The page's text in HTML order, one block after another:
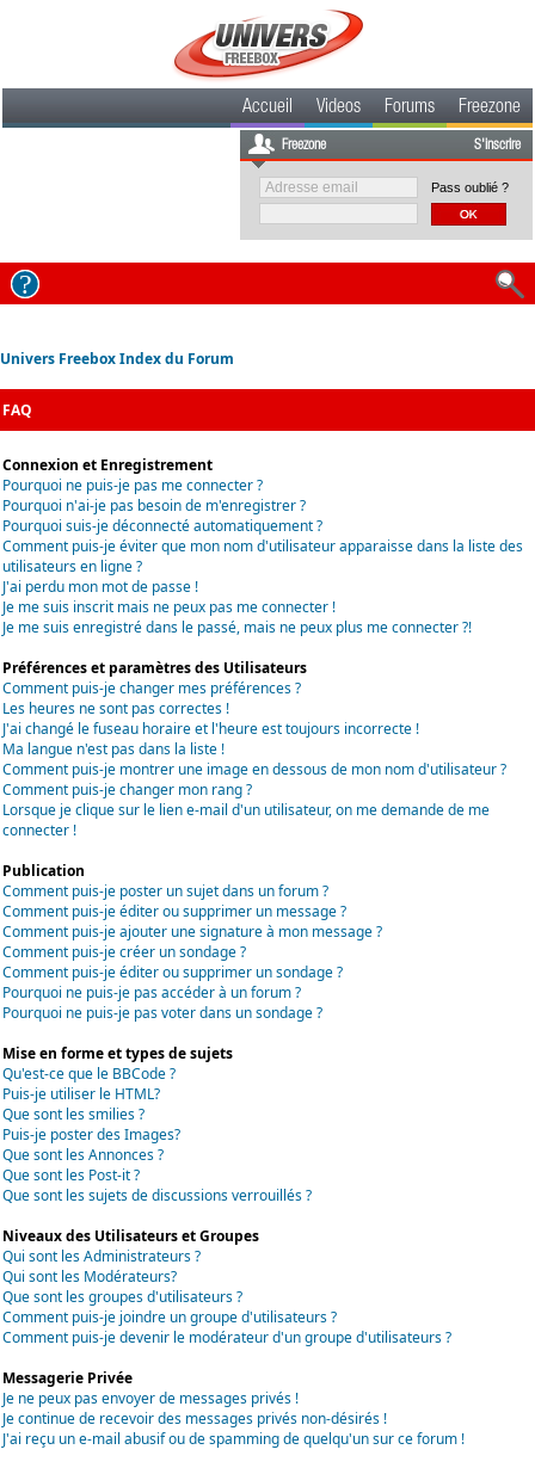
Accueil Videos Forums Freezone
Freezone S'inscrire
Pass oublié ?
Univers Freebox Index du Forum
FAQ
Connexion et Enregistrement
Pourquoi ne puis-je pas me connecter ?
Pourquoi n'ai-je pas besoin de m'enregistrer ?
Pourquoi suis-je déconnecté automatiquement ?
Comment puis-je éviter que mon nom d'utilisateur apparaisse dans la liste des
utilisateurs en ligne ?
J'ai perdu mon mot de passe !
Je me suis inscrit mais ne peux pas me connecter !
Je me suis enregistré dans le passé, mais ne peux plus me connecter ?!
Préférences et paramètres des Utilisateurs
Comment puis-je changer mes préférences ?
Les heures ne sont pas correctes !
J'ai changé le fuseau horaire et l'heure est toujours incorrecte !
Ma langue n'est pas dans la liste !
Comment puis-je montrer une image en dessous de mon nom d'utilisateur ?
Comment puis-je changer mon rang ?
Lorsque je clique sur le lien e-mail d'un utilisateur, on me demande de me
connecter !
Publication
Comment puis-je poster un sujet dans un forum ?
Comment puis-je éditer ou supprimer un message ?
Comment puis-je ajouter une signature à mon message ?
Comment puis-je créer un sondage ?
Comment puis-je éditer ou supprimer un sondage ?
Pourquoi ne puis-je pas accéder à un forum ?
Pourquoi ne puis-je pas voter dans un sondage ?
Mise en forme et types de sujets
Qu'est-ce que le BBCode ?
Puis-je utiliser le HTML?
Que sont les smilies ?
Puis-je poster des Images?
Que sont les Annonces ?
Que sont les Post-it ?
Que sont les sujets de discussions verrouillés ?
Niveaux des Utilisateurs et Groupes
Qui sont les Administrateurs ?
Qui sont les Modérateurs?
Que sont les groupes d'utilisateurs ?
Comment puis-je joindre un groupe d'utilisateurs ?
Comment puis-je devenir le modérateur d'un groupe d'utilisateurs ?
Messagerie Privée
Je ne peux pas envoyer de messages privés !
Je continue de recevoir des messages privés non-désirés !
J'ai reçu un e-mail abusif ou de spamming de quelqu'un sur ce forum !